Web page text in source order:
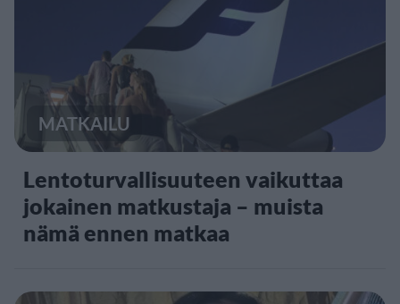
MATKAILU
Lentoturvallisuuteen vaikuttaa
jokainen matkustaja – muista
nämä ennen matkaa